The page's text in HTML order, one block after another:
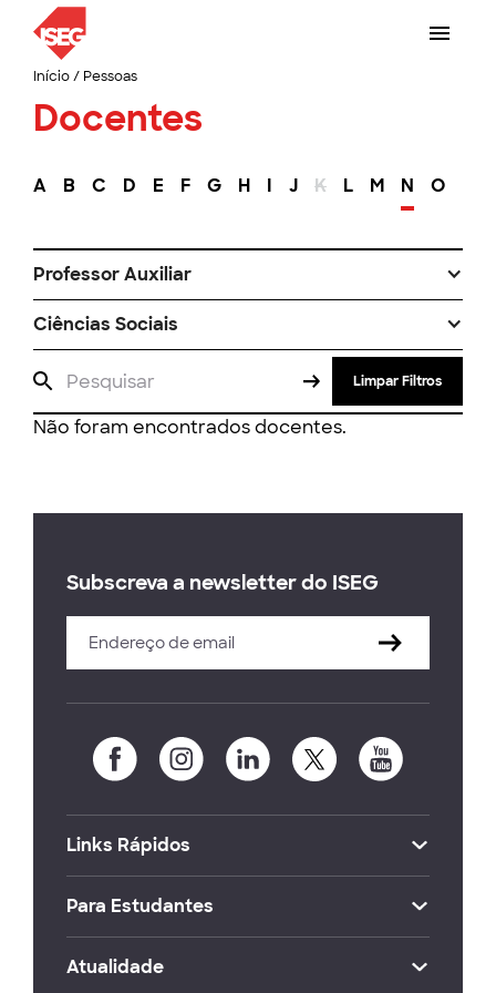
Início/ Pessoas
Docentes
A B C D E F G H I J K L M N O
Professor Auxiliar
Ciências Sociais
Limpar Filtros
Não foram encontrados docentes.
Subscreva a newsletter do ISEG
Links Rápidos
Para Estudantes
Atualidade